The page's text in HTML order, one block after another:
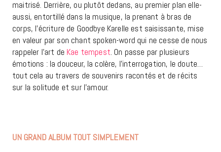
maitrisé. Derrière, ou plutôt dedans, au premier plan elle-
aussi, entortillé dans la musique, la prenant à bras de
corps, l’écriture de Goodbye Karelle est saisissante, mise
en valeur par son chant spoken-word qui ne cesse de nous
rappeler l’art de Kae tempest. On passe par plusieurs
émotions : la douceur, la colère, l’interrogation, le doute…
tout cela au travers de souvenirs racontés et de récits
sur la solitude et sur l’amour.
UN GRAND ALBUM TOUT SIMPLEMENT